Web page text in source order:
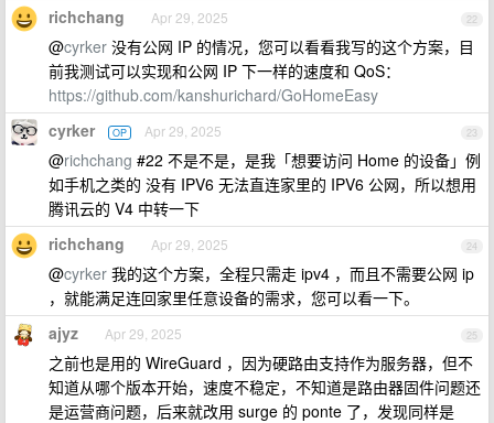
22
richchang Apr 29, 2025
@cyrker 没有公网 IP 的情况，您可以看看我写的这个方案，目
前我测试可以实现和公网 IP 下一样的速度和 QoS：
https://github.com/kanshurichard/GoHomeEasy
23
cyrker OP Apr 29, 2025
@richchang #22 不是不是，是我「想要访问 Home 的设备」例
如手机之类的 没有 IPV6 无法直连家里的 IPV6 公网，所以想用
腾讯云的 V4 中转一下
24
richchang Apr 29, 2025
@cyrker 我的这个方案，全程只需走 ipv4 ，而且不需要公网 ip
，就能满足连回家里任意设备的需求，您可以看一下。
25
ajyz Apr 29, 2025
之前也是用的 WireGuard ，因为硬路由支持作为服务器，但不
知道从哪个版本开始，速度不稳定，不知道是路由器固件问题还
是运营商问题，后来就改用 surge 的 ponte 了，发现同样是